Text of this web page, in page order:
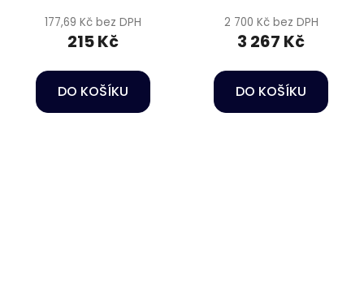
177,69 Kč bez DPH
215 Kč
DO KOŠÍKU
2 700 Kč bez DPH
3 267 Kč
DO KOŠÍKU